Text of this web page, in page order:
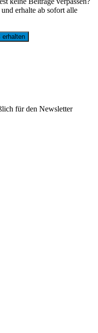
erhalte ab sofort alle
für den Newsletter